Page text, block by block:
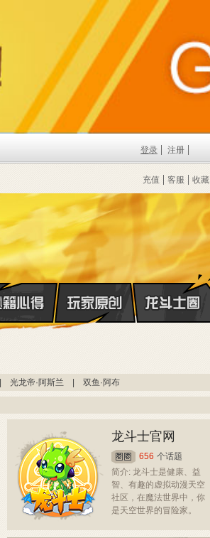
登录 注册
充值 客服 收藏
光龙帝·阿斯兰 双鱼·阿布
龙斗士官网
656 个话题
简介: 龙斗士是健康、益
智、有趣的虚拟动漫天空
社区，在魔法世界中，你
是天空世界的冒险家。